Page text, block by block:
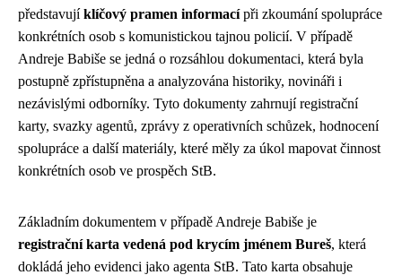
představujíklíčový pramen informacípři zkoumání spolupráce
konkrétních osob s komunistickou tajnou policií. V případě
Andreje Babiše se jedná o rozsáhlou dokumentaci, která byla
postupně zpřístupněna a analyzována historiky, novináři i
nezávislými odborníky. Tyto dokumenty zahrnují registrační
karty, svazky agentů, zprávy z operativních schůzek, hodnocení
spolupráce a další materiály, které měly za úkol mapovat činnost
konkrétních osob ve prospěch StB.
Základním dokumentem v případě Andreje Babiše je
registrační karta vedená pod krycím jménem Bureš, která
dokládá jeho evidenci jako agenta StB. Tato karta obsahuje